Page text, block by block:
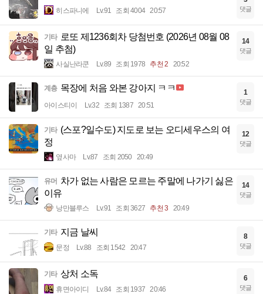
히스파니에 Lv.91 조회 4004 20:57 댓글
기타 로또 제1236회차 당첨번호 (2026년 08월 08
일 추첨)
사실난라쿤 Lv.89 조회 1978 추천 2 20:52
14
댓글
계층 목장에 처음 와본 강아지 ㅋㅋ
아이스티이 Lv.32 조회 1387 20:51
1
댓글
기타 (스포?일수도) 지도로 보는 오디세우스의 여
정
옆사마 Lv.87 조회 2050 20:49
12
댓글
유머 차가 없는 사람은 모르는 주말에 나가기 싫은
이유
낭만블루스 Lv.91 조회 3627 추천 3 20:49
14
댓글
기타 지금 날씨
문정 Lv.88 조회 1542 20:47
8
댓글
기타 상처 소독
휴면아이디 Lv.84 조회 1937 20:46
6
댓글